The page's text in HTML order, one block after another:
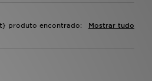
Mostrar tudo
produto encontrado: